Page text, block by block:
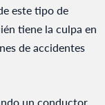
este tipo de
tiene la culpa en
de accidentes